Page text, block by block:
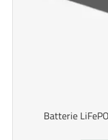
Batterie